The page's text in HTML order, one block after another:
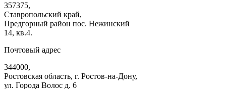
357375,
Ставропольский край,
Предгорный район пос. Нежинский
14, кв.4.
Почтовый адрес
344000,
Ростовская область, г. Ростов-на-Дону,
ул. Города Волос д. 6